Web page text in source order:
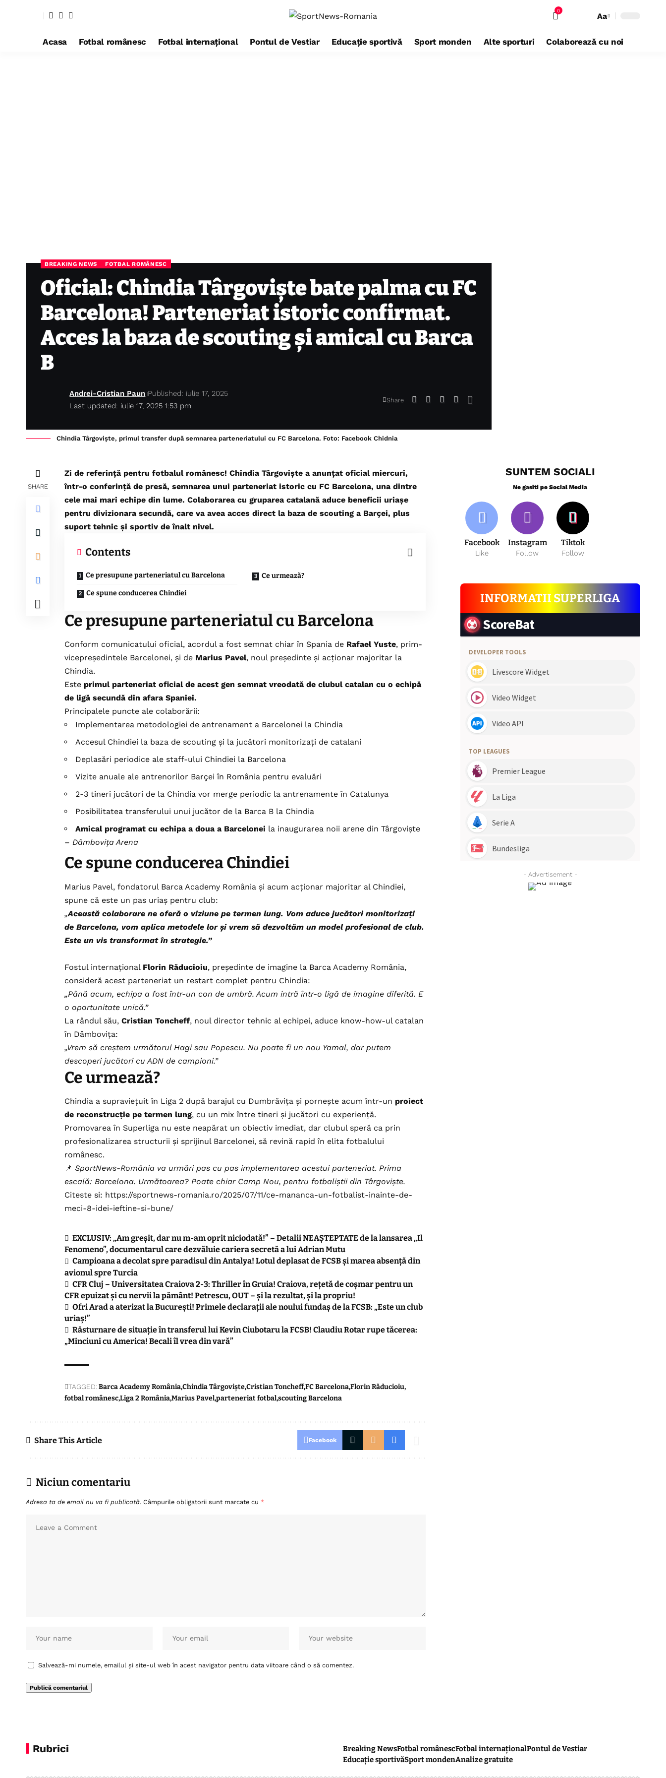
0
Aa
Acasa Fotbal românesc Fotbal internațional Pontul de Vestiar Educație sportivă Sport monden Alte sporturi Colaborează cu noi
BREAKING NEWS FOTBAL ROMÂNESC
Oficial: Chindia Târgoviște bate palma cu FC
Barcelona! Parteneriat istoric confirmat.
Acces la baza de scouting și amical cu Barca
B
Last updated: iulie 17, 2025 1:53 pm
Andrei-Cristian Paun Published: iulie 17, 2025
Share
Chindia Târgoviște, primul transfer după semnarea parteneriatului cu FC Barcelona. Foto: Facebook Chidnia
SHARE
Zi de referință pentru fotbalul românesc! Chindia Târgoviște a anunțat oficial miercuri,
într-o conferință de presă, semnarea unui parteneriat istoric cu FC Barcelona, una dintre
cele mai mari echipe din lume. Colaborarea cu gruparea catalană aduce beneficii uriașe
pentru divizionara secundă, care va avea acces direct la baza de scouting a Barçei, plus
suport tehnic și sportiv de înalt nivel.
Contents
Ce presupune parteneriatul cu Barcelona
Ce spune conducerea Chindiei
Ce urmează?
Ce presupune parteneriatul cu Barcelona
Conform comunicatului oficial, acordul a fost semnat chiar în Spania de Rafael Yuste, prim-
vicepreședintele Barcelonei, și de Marius Pavel, noul președinte și acționar majoritar la
Chindia.
Este primul parteneriat oficial de acest gen semnat vreodată de clubul catalan cu o echipă
de ligă secundă din afara Spaniei.
Principalele puncte ale colaborării:
Implementarea metodologiei de antrenament a Barcelonei la Chindia
Accesul Chindiei la baza de scouting și la jucători monitorizați de catalani
Deplasări periodice ale staff-ului Chindiei la Barcelona
Vizite anuale ale antrenorilor Barçei în România pentru evaluări
2-3 tineri jucători de la Chindia vor merge periodic la antrenamente în Catalunya
Posibilitatea transferului unui jucător de la Barca B la Chindia
Amical programat cu echipa a doua a Barcelonei la inaugurarea noii arene din Târgoviște
– Dâmbovița Arena
Ce spune conducerea Chindiei
Marius Pavel, fondatorul Barca Academy România și acum acționar majoritar al Chindiei,
spune că este un pas uriaș pentru club:
„Această colaborare ne oferă o viziune pe termen lung. Vom aduce jucători monitorizați
de Barcelona, vom aplica metodele lor și vrem să dezvoltăm un model profesional de club.
Este un vis transformat în strategie.”
Fostul internațional Florin Răducioiu, președinte de imagine la Barca Academy România,
consideră acest parteneriat un restart complet pentru Chindia:
„Până acum, echipa a fost într-un con de umbră. Acum intră într-o ligă de imagine diferită. E
o oportunitate unică.”
La rândul său, Cristian Toncheff, noul director tehnic al echipei, aduce know-how-ul catalan
în Dâmbovița:
„Vrem să creștem următorul Hagi sau Popescu. Nu poate fi un nou Yamal, dar putem
descoperi jucători cu ADN de campioni.”
Ce urmează?
Chindia a supraviețuit în Liga 2 după barajul cu Dumbrăvița și pornește acum într-un proiect
de reconstrucție pe termen lung, cu un mix între tineri și jucători cu experiență.
Promovarea în Superliga nu este neapărat un obiectiv imediat, dar clubul speră ca prin
profesionalizarea structurii și sprijinul Barcelonei, să revină rapid în elita fotbalului
românesc.
📌 SportNews-România va urmări pas cu pas implementarea acestui parteneriat. Prima
escală: Barcelona. Următoarea? Poate chiar Camp Nou, pentru fotbaliștii din Târgoviște.
Citeste si: https://sportnews-romania.ro/2025/07/11/ce-mananca-un-fotbalist-inainte-de-
meci-8-idei-ieftine-si-bune/
EXCLUSIV: „Am greșit, dar nu m-am oprit niciodată!” – Detalii NEAȘTEPTATE de la lansarea „Il
Fenomeno”, documentarul care dezvăluie cariera secretă a lui Adrian Mutu
Campioana a decolat spre paradisul din Antalya! Lotul deplasat de FCSB și marea absență din
avionul spre Turcia
CFR Cluj – Universitatea Craiova 2-3: Thriller în Gruia! Craiova, rețetă de coșmar pentru un
CFR epuizat și cu nervii la pământ! Petrescu, OUT – și la rezultat, și la propriu!
Ofri Arad a aterizat la București! Primele declarații ale noului fundaș de la FCSB: „Este un club
uriaș!”
Răsturnare de situație în transferul lui Kevin Ciubotaru la FCSB! Claudiu Rotar rupe tăcerea:
„Minciuni cu America! Becali îl vrea din vară”
TAGGED:Barca Academy RomâniaChindia TârgovișteCristian ToncheffFC BarcelonaFlorin Răducioiu
fotbal românescLiga 2 RomâniaMarius Pavelparteneriat fotbalscouting Barcelona
Share This Article Facebook
Niciun comentariu
Adresa ta de email nu va fi publicată. Câmpurile obligatorii sunt marcate cu *
Salvează-mi numele, emailul și site-ul web în acest navigator pentru data viitoare când o să comentez.
SUNTEM SOCIALI
Ne gasiti pe Social Media
Facebook
Like
Instagram
Follow
Tiktok
Follow
INFORMATII SUPERLIGA
- Advertisement -
Rubrici Breaking NewsFotbal românescFotbal internaționalPontul de Vestiar
Educație sportivăSport mondenAnalize gratuite